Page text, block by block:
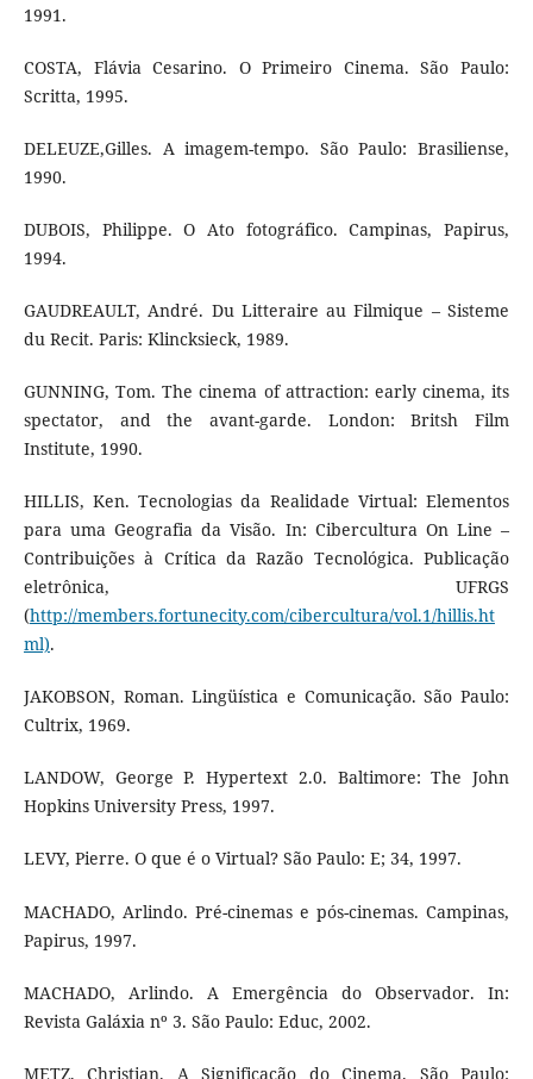
1991.
COSTA, Flávia Cesarino. O Primeiro Cinema. São Paulo:
Scritta, 1995.
DELEUZE,Gilles. A imagem-tempo. São Paulo: Brasiliense,
1990.
DUBOIS, Philippe. O Ato fotográfico. Campinas, Papirus,
1994.
GAUDREAULT, André. Du Litteraire au Filmique – Sisteme
du Recit. Paris: Klincksieck, 1989.
GUNNING, Tom. The cinema of attraction: early cinema, its
spectator, and the avant-garde. London: Britsh Film
Institute, 1990.
HILLIS, Ken. Tecnologias da Realidade Virtual: Elementos
para uma Geografia da Visão. In: Cibercultura On Line –
Contribuições à Crítica da Razão Tecnológica. Publicação
eletrônica, UFRGS
(http://members.fortunecity.com/cibercultura/vol.1/hillis.ht
ml).
JAKOBSON, Roman. Lingüística e Comunicação. São Paulo:
Cultrix, 1969.
LANDOW, George P. Hypertext 2.0. Baltimore: The John
Hopkins University Press, 1997.
LEVY, Pierre. O que é o Virtual? São Paulo: E; 34, 1997.
MACHADO, Arlindo. Pré-cinemas e pós-cinemas. Campinas,
Papirus, 1997.
MACHADO, Arlindo. A Emergência do Observador. In:
Revista Galáxia nº 3. São Paulo: Educ, 2002.
METZ, Christian. A Significação do Cinema. São Paulo: